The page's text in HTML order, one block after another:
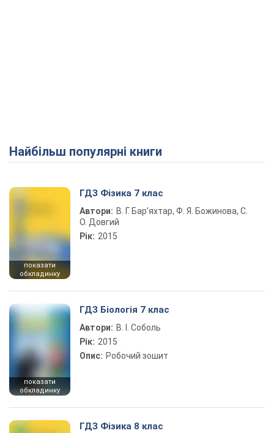
Найбільш популярні книги
показати
обкладинку
ГДЗ Фізика 7 клас
Автори: В. Г. Бар’яхтар, Ф. Я. Божинова, С.
О. Довгий
Рік: 2015
показати
обкладинку
ГДЗ Біологія 7 клас
Автори: В. І. Соболь
Рік: 2015
Опис: Робочий зошит
ГДЗ Фізика 8 клас